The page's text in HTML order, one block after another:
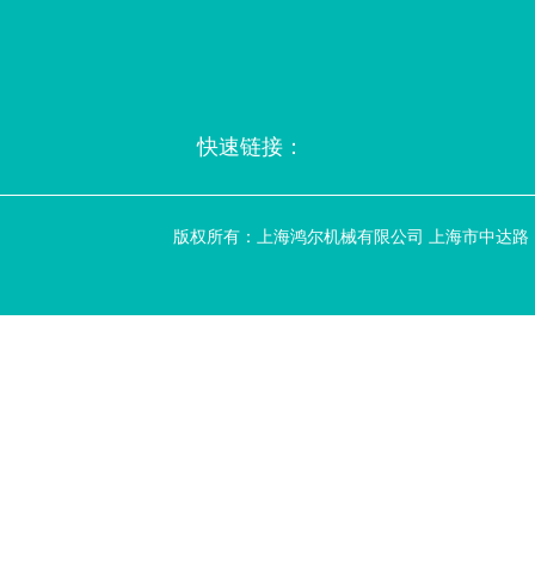
快速链接：
版权所有：上海鸿尔机械有限公司 上海市中达路